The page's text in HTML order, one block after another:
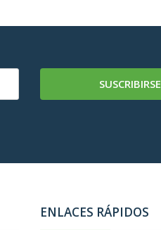
SUSCRIBIRSE
ENLACES RÁPIDOS